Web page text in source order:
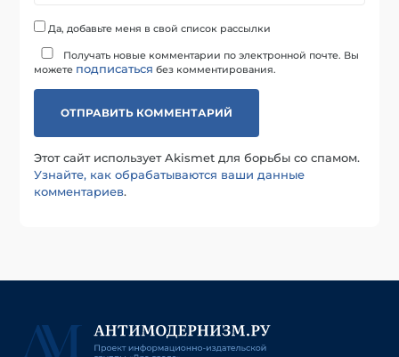
Да, добавьте меня в свой список рассылки
Получать новые комментарии по электронной почте. Вы
можете подписаться без комментирования.
Этот сайт использует Akismet для борьбы со спамом.
Узнайте, как обрабатываются ваши данные
комментариев.